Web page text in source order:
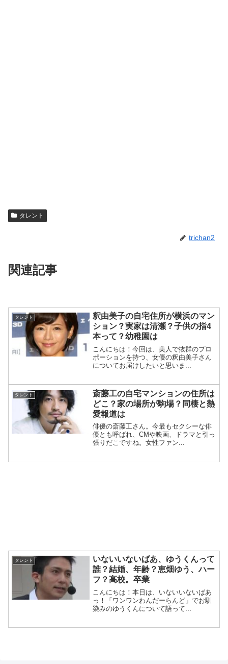
タレント
trichan2
関連記事
タレント
釈由美子の自宅住所が横浜のマン
ション？実家は清瀬？子供の指4
本って？幼稚園は
こんにちは！今回は、美人で抜群のプロ
ポーションを持つ、女優の釈由美子さん
についてお届けしたいと思いま...
タレント
斎藤工の自宅マンションの住所は
どこ？家の場所が駒場？同棲と熱
愛報道は
俳優の斎藤工さん。今最もセクシーな俳
優とも呼ばれ、CMや映画、ドラマと引っ
張りだこですね。女性ファン...
タレント
いないいないばあ、ゆうくんって
誰？結婚、年齢？恵畑ゆう、ハー
フ？高校。卒業
こんにちは！本日は、いないいないばあ
っ！「ワンワンわんだーらんど」でお馴
染みのゆうくんについて語って...